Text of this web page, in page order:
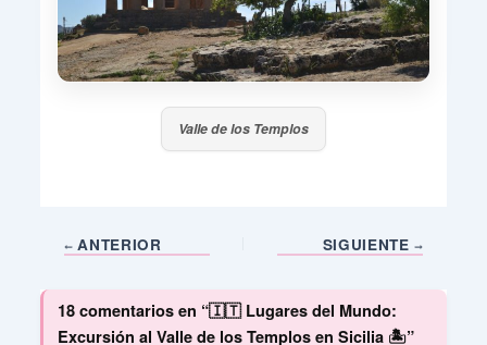
Valle de los Templos
ANTERIOR SIGUIENTE
18 comentarios en “🇮🇹 Lugares del Mundo:
Excursión al Valle de los Templos en Sicilia 🏝️”